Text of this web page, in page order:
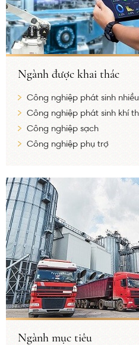
Ngành được khai thác
Công nghiệp phát sinh
Công nghiệp phát sinh khí
Công nghiệp sạch
Công nghiệp phụ trợ
Ngành mục tiêu